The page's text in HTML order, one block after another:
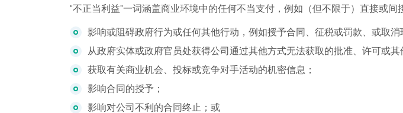
“不正当利益”一词涵盖商业环境中的任何不当支付，例如（但不限于）直接或
影响或阻碍政府行为或任何其他行动，例如授予合同、征税或罚款、或取消
从政府实体或政府官员处获得公司通过其他方式无法获取的批准、许可或其
获取有关商业机会、投标或竞争对手活动的机密信息；
影响合同的授予；
影响对公司不利的合同终止；或